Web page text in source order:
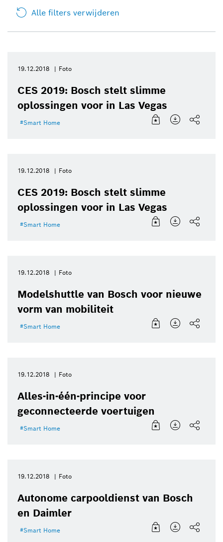
Alle filters verwijderen
19.12.2018 Foto
CES 2019: Bosch stelt slimme
oplossingen voor in Las Vegas
Smart Home
19.12.2018 Foto
CES 2019: Bosch stelt slimme
oplossingen voor in Las Vegas
Smart Home
19.12.2018 Foto
Modelshuttle van Bosch voor nieuwe
vorm van mobiliteit
Smart Home
19.12.2018 Foto
Alles-in-één-principe voor
geconnecteerde voertuigen
Smart Home
19.12.2018 Foto
Autonome carpooldienst van Bosch
en Daimler
Smart Home